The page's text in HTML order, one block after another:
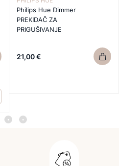
Philips Hue Dimmer
PREKIDAČ ZA
PRIGUŠIVANJE
21,00 €